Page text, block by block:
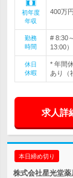
初年度
年収
400万
勤務
時間
# 8:30
13:00
休日
休暇
* 年間
あり
求人詳
本日締め切り
株式会社星光堂